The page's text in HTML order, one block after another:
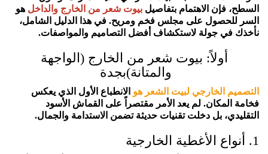
السطح، فإن الاهتمام بتفاصيلبيوت شعر من الخارج والداخلهو
السر للحصول على مجلس فخم ومريح. في هذا الدليل الشامل،
نأخذك في جولة لاستكشاف أفضل التصاميم والمواصفات.
أولاً: بيوت شعر من الخارج (الواجهة
والمتانة)بجدة
التصميم الخارجي لبيت الشعر هوالانطباع الأول الذي يعكس
فخامة المكان. لم يعد الأمر مقتصراً على القماش الأسود
التقليدي، بل دخلت تقنيات حديثة تضمن الاستدامة والجمال.